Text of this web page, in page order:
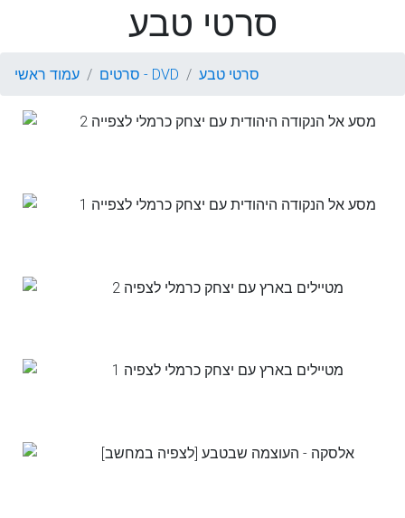
סרטי טבע
עמוד ראשי סרטים - DVD סרטי טבע